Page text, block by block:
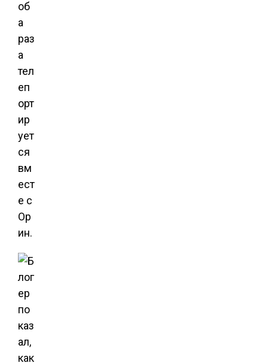
об
а
раз
а
тел
еп
орт
ир
ует
ся
вм
ест
е с
Ор
ин.